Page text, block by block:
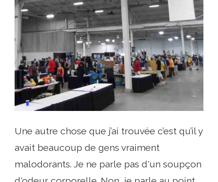
Une autre chose que j’ai trouvée c’est qu’il y
avait beaucoup de gens vraiment
malodorants. Je ne parle pas d'un soupçon